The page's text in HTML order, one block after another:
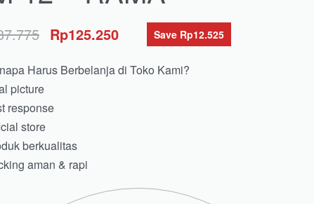
Rp125.250 Save Rp12.525
Harus Berbelanja di Toko Kami?
picture
response
store
berkualitas
aman & rapi